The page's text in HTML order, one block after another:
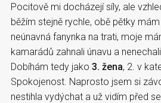
Pocitově mi docházejí síly, ale
běžím stejně rychle, obě pětky
neúnavná fanynka na trati, moje
kamarádů zahnali únavu a
Dobíhám tedy jako 3. žena, 2. v
Spokojenost. Naprosto jsem si
nestihla vydýchat a už vidím před